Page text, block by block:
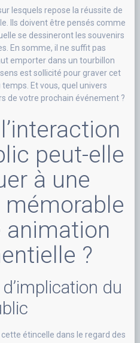
lesquels repose la réussite de
Ils doivent être pensés comme
se dessineront les souvenirs
En somme, il ne suffit pas
emporter dans un tourbillon
est sollicité pour graver cet
Et vous, quel univers
de votre prochain événement ?
peut-elle
à une
animation
?
du
étincelle dans le regard des